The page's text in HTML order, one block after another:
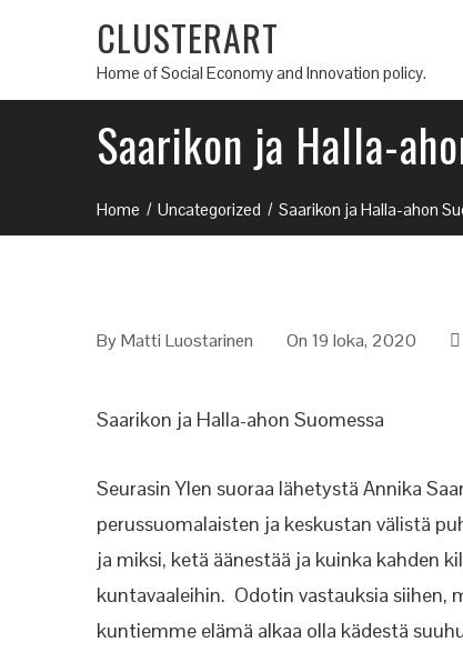
CLUSTERART
Home of Social Economy and Innovation policy.
Saarikon ja Halla-
Home Uncategorized Saarikon ja Halla-ahon
ByMatti Luostarinen On 19 loka, 2020
Saarikon ja Halla-ahon Suomessa
Seurasin Ylen suoraa lähetystä Annika
perussuomalaisten ja keskustan välistä
ja miksi, ketä äänestää ja kuinka kahden
kuntavaaleihin. Odotin vastauksia siihen,
kuntiemme elämä alkaa olla kädestä